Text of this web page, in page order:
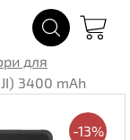
для
3400 mAh
-13%